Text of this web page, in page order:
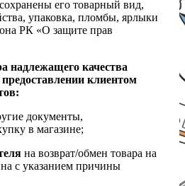
его товарный вид,
упаковка, пломбы, ярлыки
РК «О защите прав
надлежащего качества
клиентом
документы,
в магазине;
на возврат/обмен товара на
с указанием причины